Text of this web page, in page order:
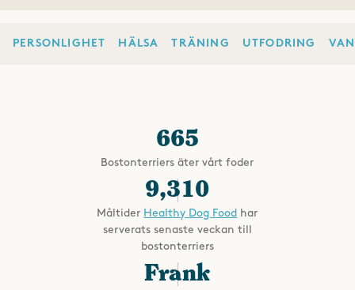
PERSONLIGHET HÄLSA TRÄNING UTFODRING
665
Bostonterriers äter vårt foder
9,310
Måltider Healthy Dog Food
har
serverats senaste veckan till
bostonterriers
Frank